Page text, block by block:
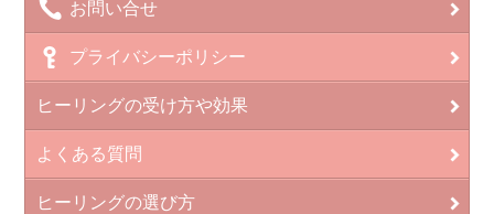
お問い合せ
プライバシーポリシー
ヒーリングの受け方や効果
よくある質問
ヒーリングの選び方